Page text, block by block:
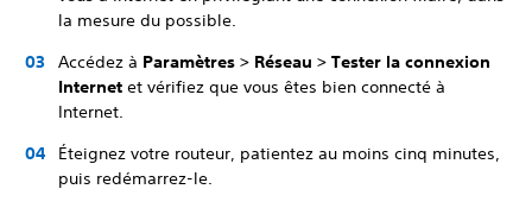
la mesure du possible.
Accédez à Paramètres > Réseau > Tester la connexion
Internet et vérifiez que vous êtes bien connecté à
Internet.
Éteignez votre routeur, patientez au moins cinq minutes,
puis redémarrez-le.